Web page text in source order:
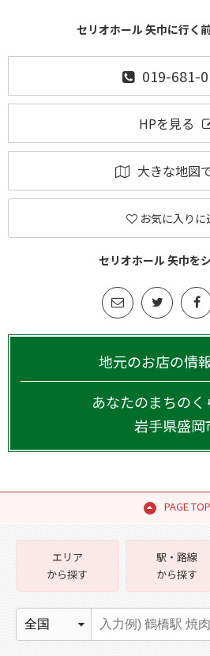
セリオホール 矢巾に行く
019-681-
HPを見る
大きな地図
お気に入りに
セリオホール 矢巾を
地元のお店の情
あなたのまちの
岩手県盛岡
PAGE TOP
エリア
から探す
駅・路線
から探す